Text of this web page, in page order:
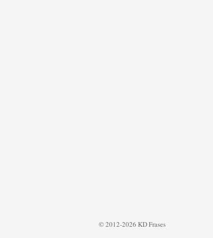
© 2012-2026 KD Frases